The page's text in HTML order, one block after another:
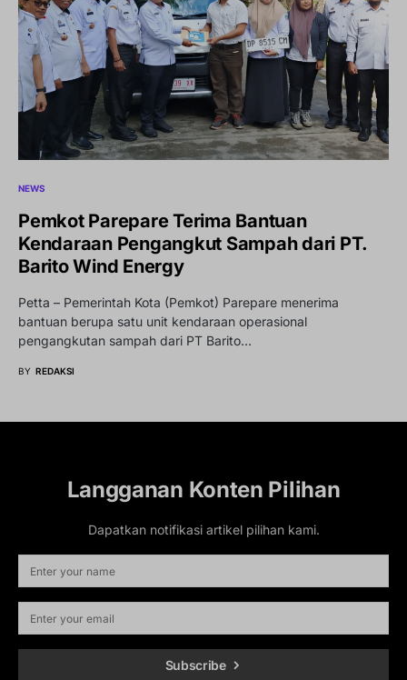
NEWS
Pemkot Parepare Terima Bantuan
Kendaraan Pengangkut Sampah dari PT.
Barito Wind Energy
Petta – Pemerintah Kota (Pemkot) Parepare menerima
bantuan berupa satu unit kendaraan operasional
pengangkutan sampah dari PT Barito…
BY REDAKSI
Langganan Konten Pilihan
Dapatkan notifikasi artikel pilihan kami.
Subscribe